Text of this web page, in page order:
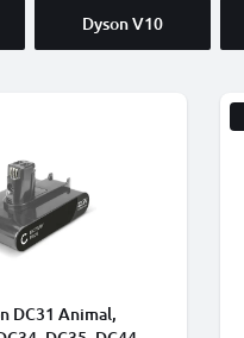
Dyson V10
DC31 Animal,